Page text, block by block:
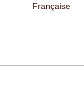
Française